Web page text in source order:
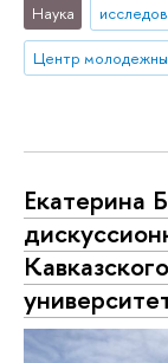
Наука
Центр
Екатерина